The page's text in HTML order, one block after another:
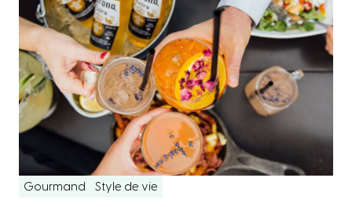
Gourmand Style de vie